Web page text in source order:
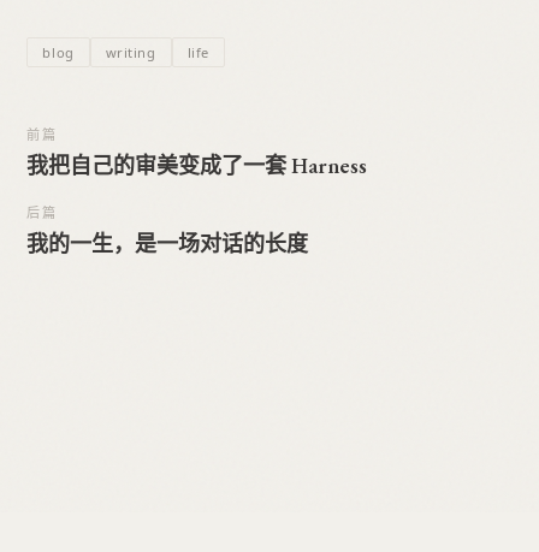
blog writing life
前篇
我把自己的审美变成了一套 Harness
后篇
我的一生，是一场对话的长度